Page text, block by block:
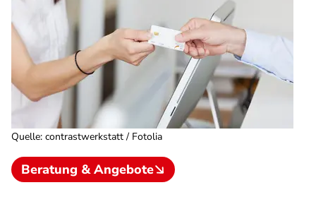
Quelle: contrastwerkstatt / Fotolia
Beratung & Angebote